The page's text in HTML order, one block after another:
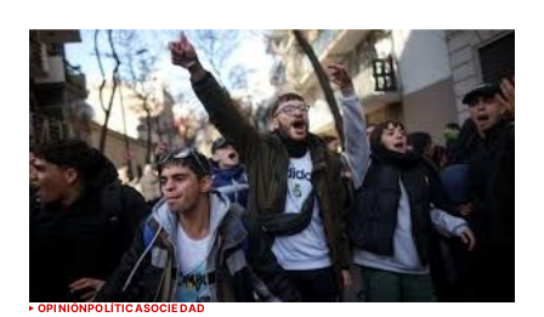
OPINIÓNPOLÍTICASOCIEDAD